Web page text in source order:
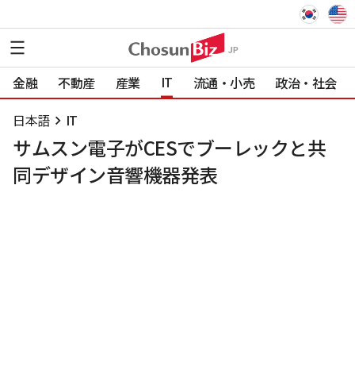
金融 不動産 産業 IT 流通・小売 政治・社会
日本語 IT
サムスン電子がCESでブーレックと共
同デザイン音響機器発表